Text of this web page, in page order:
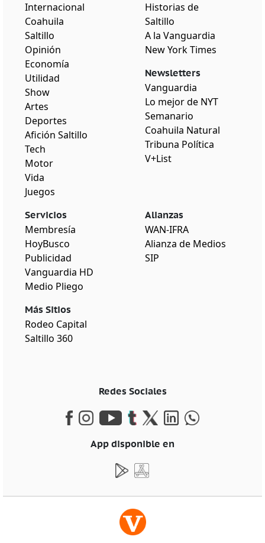
Internacional
Coahuila
Saltillo
Opinión
Economía
Utilidad
Show
Artes
Deportes
Afición Saltillo
Tech
Motor
Vida
Juegos
Historias de
Saltillo
A la Vanguardia
New York Times
Newsletters
Vanguardia
Lo mejor de NYT
Semanario
Coahuila Natural
Tribuna Política
V+List
Servicios
Membresía
HoyBusco
Publicidad
Vanguardia HD
Medio Pliego
Más Sitios
Rodeo Capital
Saltillo 360
Alianzas
WAN-IFRA
Alianza de Medios
SIP
Redes Sociales
App disponible en